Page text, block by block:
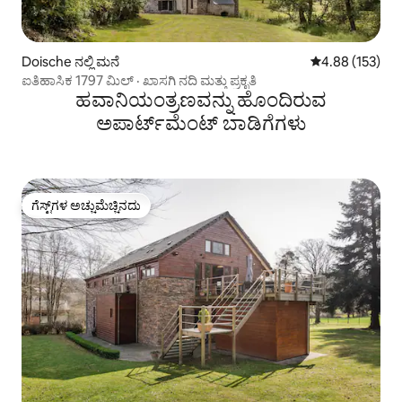
Doische ನಲ್ಲಿ ಮನೆ 5 ರಲ್ಲಿ 4.88
4.88 (153)
ಐತಿಹಾಸಿಕ 1797 ಮಿಲ್ · ಖಾಸಗಿ ನದಿ ಮತ್ತು ಪ್ರಕೃತಿ
ಹವಾನಿಯಂತ್ರಣವನ್ನು ಹೊಂದಿರುವ
ಅಪಾರ್ಟ್‌ಮೆಂಟ್‌ ಬಾಡಿಗೆಗಳು
ಗೆಸ್ಟ್‌ಗಳ ಅಚ್ಚುಮೆಚ್ಚಿನದು
ಗೆಸ್ಟ್‌ಗಳ ಅಚ್ಚುಮೆಚ್ಚಿನದು